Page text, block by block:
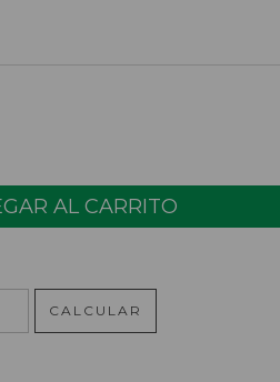
CALCULAR